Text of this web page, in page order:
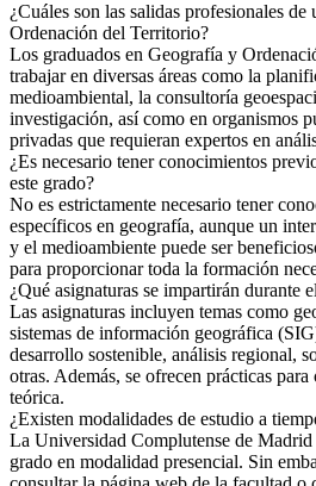
¿Cuáles son las salidas profesionales
Ordenación del Territorio?
Los graduados en Geografía y
trabajar en diversas áreas como la
medioambiental, la consultoría
investigación, así como en organismos
privadas que requieran expertos en
¿Es necesario tener conocimientos
este grado?
No es estrictamente necesario tener
específicos en geografía, aunque un
y el medioambiente puede ser
para proporcionar toda la formación
¿Qué asignaturas se impartirán durante
Las asignaturas incluyen temas como
sistemas de información geográfica
desarrollo sostenible, análisis regional,
otras. Además, se ofrecen prácticas
teórica.
¿Existen modalidades de estudio a
La Universidad Complutense de
grado en modalidad presencial. Sin